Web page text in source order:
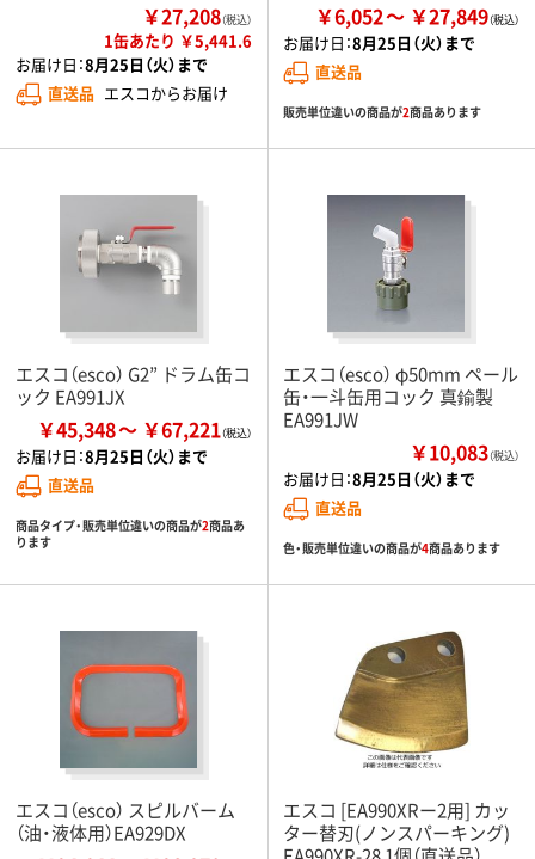
￥27,208（税込）
1缶あたり ￥5,441.6
お届け日：8月25日（火）まで
直送品 エスコからお届け
￥6,052 ￥27,849
お届け日：8月25日（火）まで
直送品
販売単位違いの商品が2商品あります
エスコ（esco） G2” ドラム缶コ
ック EA991JX
￥45,348 ￥67,221
お届け日：8月25日（火）まで
直送品
商品タイプ・販売単位違いの商品が2商品あ
ります
エスコ（esco） φ50mm ペール
缶・一斗缶用コック 真鍮製
EA991JW
￥10,083（税込）
お届け日：8月25日（火）まで
直送品
色・販売単位違いの商品が4商品あります
エスコ（esco） スピルバーム
（油・液体用）EA929DX
エスコ [EA990XRー2用] カッ
ター替刃(ノンスパーキング)